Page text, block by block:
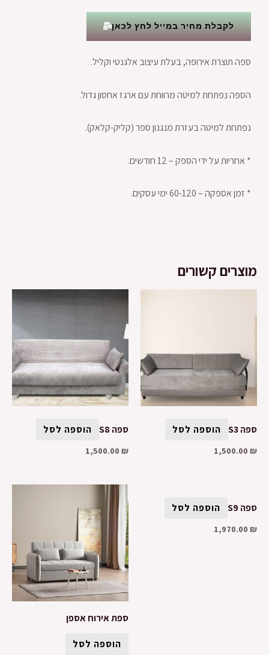
לקבלת מחיר במייל לחץ לכאן
ספה תוצרת אירופה, בעלת עיצוב אלגנטי וקליל.
הספה נפתחת למיטה מרווחת עם ארגז אחסון גדול.
נפתחת למיטה בעזרת מנגנון ספר (קליק-קלאק).
* אחריות על ידי הספק – 12 חודשים.
* זמן אספקה – 60-120 ימי עסקים.
מוצרים קשורים
ספה S3 הוספה לסל
1,500.00 ₪
ספה S8 הוספה לסל
1,500.00 ₪
ספה S9 הוספה לסל
1,970.00 ₪
ספת אירוח אספן
הוספה לסל